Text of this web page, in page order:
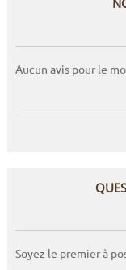
Aucun avis pour le
Soyez le premier à